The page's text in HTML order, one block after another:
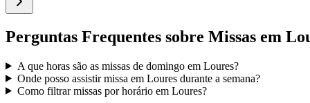
Perguntas Frequentes sobre Missas em
A que horas são as missas de domingo em Loures?
Onde posso assistir missa em Louresdurante a semana?
Como filtrar missas por horário em Loures?